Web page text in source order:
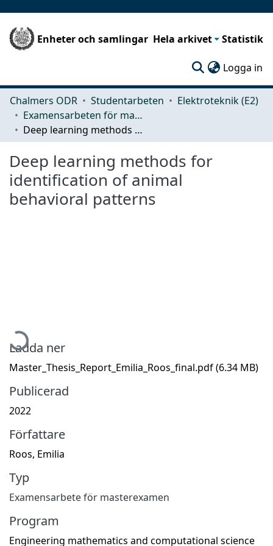
Enheter och samlingar Hela arkivet Statistik
Logga in
Chalmers ODR Studentarbeten
Elektroteknik (E2)
Examensarbeten för masterexamen
Deep learning methods for identification of animal behavioral patterns
Deep learning methods for
identification of animal
behavioral patterns
Hämtar...
Ladda ner
Master_Thesis_Report_Emilia_Roos_final.pdf(6.34 MB)
Publicerad
2022
Författare
Roos, Emilia
Typ
Examensarbete för masterexamen
Program
Engineering mathematics and computational science